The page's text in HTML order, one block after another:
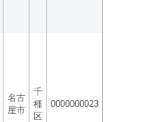
名古
屋市
千
種
区
0000000023